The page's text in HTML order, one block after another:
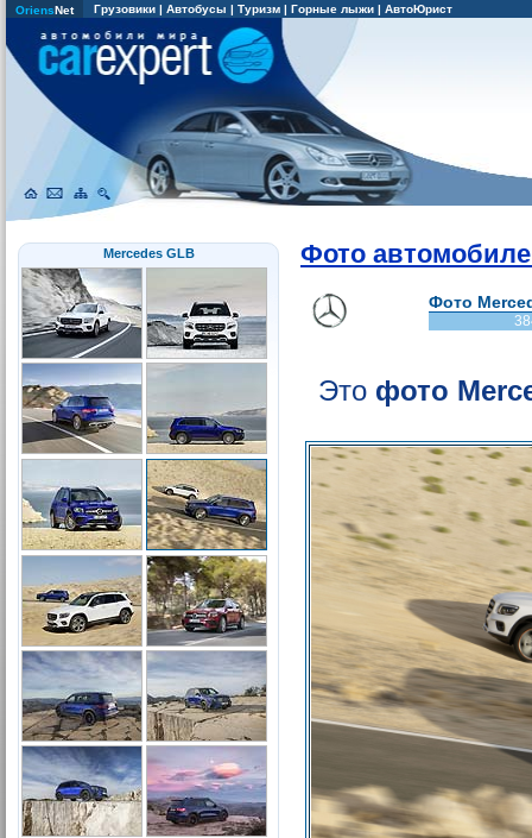
OriensNet Грузовики | Автобусы | Туризм | Горные лыжи | АвтоЮрист
Mercedes GLB Фото
Фото
Это фото